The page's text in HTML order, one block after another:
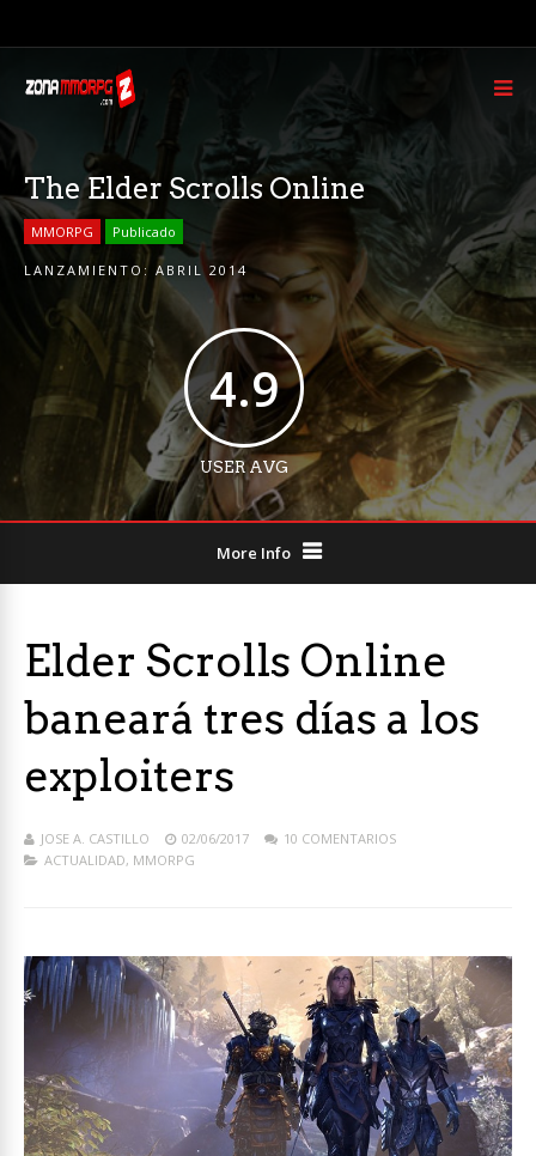
The Elder Scrolls Online
MMORPG Publicado
LANZAMIENTO: ABRIL 2014
4.9
USER AVG
More Info
Elder Scrolls Online
baneará tres días a los
exploiters
JOSE A. CASTILLO 02/06/2017
10 COMENTARIOS
ACTUALIDAD, MMORPG